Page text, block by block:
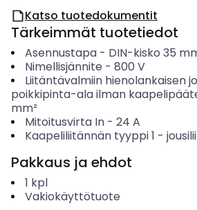
Katso tuotedokumentit
Tärkeimmät tuotetiedot
Asennustapa- DIN-kisko 35
Nimellisjännite - 800 V
Liitäntävalmiin hienolankaisen
poikkipinta-ala ilman
mm²
Mitoitusvirta In- 24 A
Kaapeliliitännän tyyppi 1 -
Pakkaus ja ehdot
1 kpl
Vakiokäyttötuote